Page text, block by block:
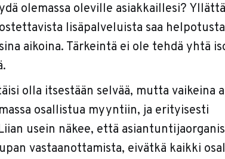
olemassa oleville asiakkaillesi?
lisäpalveluista saa helpotusta
aikoina. Tärkeintä ei ole tehdä yhtä
olla itsestään selvää, mutta vaikeina
osallistua myyntiin, ja erityisesti
usein näkee, että
vastaanottamista, eivätkä kaikki